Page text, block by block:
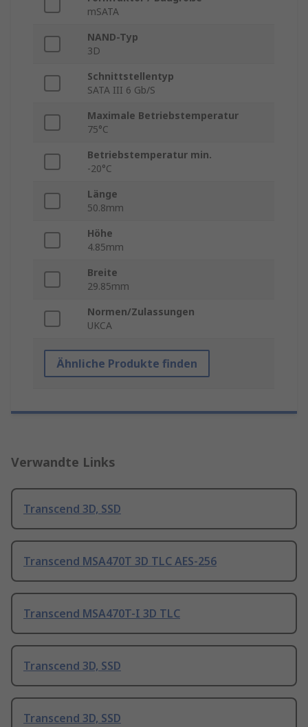
mSATA
NAND-Typ
3D
Schnittstellentyp
SATA III 6 Gb/S
Maximale Betriebstemperatur
75°C
Betriebstemperatur min.
-20°C
Länge
50.8mm
Höhe
4.85mm
Breite
29.85mm
Normen/Zulassungen
UKCA
Ähnliche Produkte finden
Verwandte Links
Transcend 3D, SSD
Transcend MSA470T 3D TLC AES-256
Transcend MSA470T-I 3D TLC
Transcend 3D, SSD
Transcend 3D, SSD